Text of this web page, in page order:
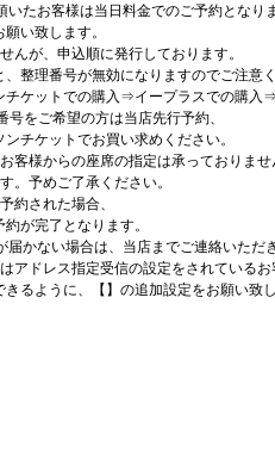
たお客様は当日料金でのご予約となり
い致します。
んが、申込順に発行しております。
整理番号が無効になりますのでご注意
ケットでの購入⇒イープラスでの購入
をご希望の方は当店先行予約、
チケットでお買い求めください。
客様からの座席の指定は承っておりませ
。予めご了承ください。
約された場合、
が完了となります。
届かない場合は、当店までご連絡いただ
アドレス指定受信の設定をされているお
るように、【】の追加設定をお願い致